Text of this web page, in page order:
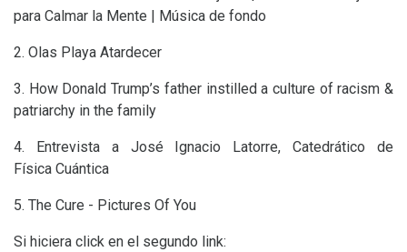
para Calmar la Mente | Música de fondo
2. Olas Playa Atardecer
3. How Donald Trump’s father instilled a culture of racism &
patriarchy in the family
4. Entrevista a José Ignacio Latorre, Catedrático de
Física Cuántica
5. The Cure - Pictures Of You
Si hiciera click en el segundo link: